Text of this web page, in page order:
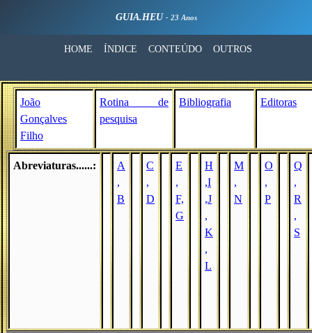
GUIA.HEU - 23 Anos
HOME ÍNDICE CONTEÚDO OUTROS
João
Gonçalves
Filho
Rotina de
pesquisa
Bibliografia Editoras
Abreviaturas......:
A
,
B
C
,
D
E
,
F,
G
H
,I
,J
,
K
,
L
M
,
N
O
,
P
Q
,
R
,
S